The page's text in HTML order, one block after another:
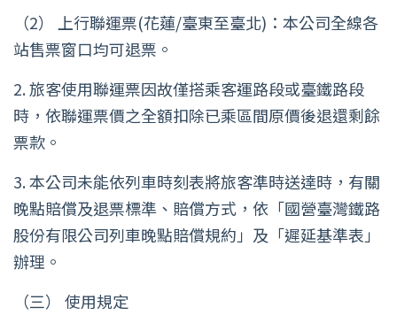
（2） 上行聯運票(花蓮/臺東至臺北)：本公司全線各
站售票窗口均可退票。
2. 旅客使用聯運票因故僅搭乘客運路段或臺鐵路段
時，依聯運票價之全額扣除已乘區間原價後退還剩餘
票款。
3. 本公司未能依列車時刻表將旅客準時送達時，有關
晚點賠償及退票標準、賠償方式，依「國營臺灣鐵路
股份有限公司列車晚點賠償規約」及「遲延基準表」
辦理。
（三） 使用規定